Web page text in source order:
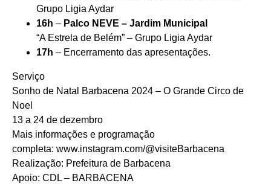
Grupo Ligia Aydar
16h – Palco NEVE – Jardim Municipal
“A Estrela de Belém” – Grupo Ligia Aydar
17h – Encerramento das apresentações.
Serviço
Sonho de Natal Barbacena 2024 – O Grande Circo de
Noel
13 a 24 de dezembro
Mais informações e programação
completa: www.instagram.com/@visiteBarbacena
Realização: Prefeitura de Barbacena
Apoio: CDL – BARBACENA